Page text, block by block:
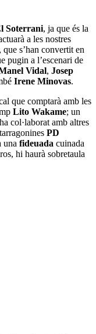
Soterrani, ja que és la
a les nostres
, que s’han convertit en
pugin a l’escenari de
Vidal, Josep
Irene Minovas.
que comptarà amb les
Lito Wakame; un
col·laborat amb altres
PD
una fideuada cuinada
hi haurà sobretaula